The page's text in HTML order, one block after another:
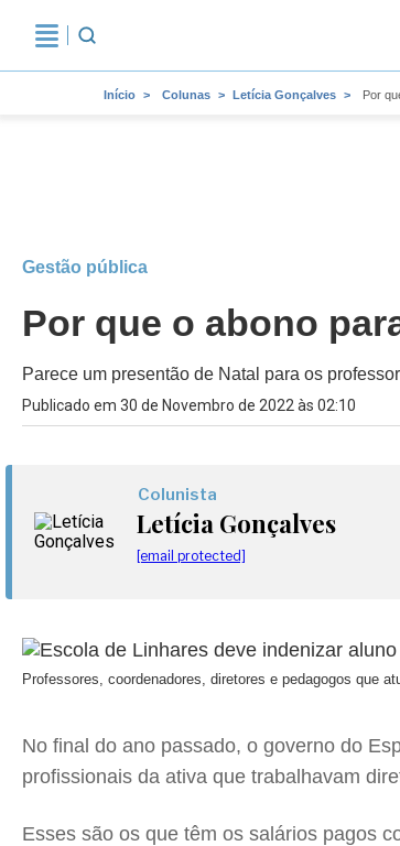
Início Colunas Letícia Gonçalves Por
Gestão pública
Por que o abono
Parece um presentão de Natal para os
Publicado em 30 de Novembro de 2022 às 02:10
Colunista
Letícia Gonçalves
[email protected]
Professores, coordenadores, diretores e pedagogos que
No final do ano passado, o governo do
profissionais da ativa que trabalhavam
Esses são os que têm os salários pagos